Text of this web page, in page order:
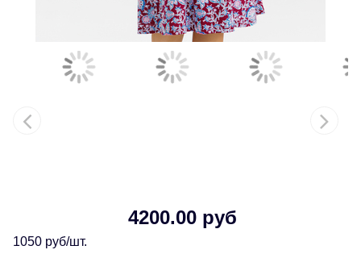
4200.00 руб
1050 руб/шт.